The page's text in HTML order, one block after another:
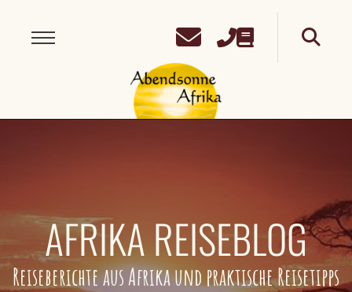
AFRIKA REISEBLOG
Reiseberichte aus Afrika und praktische Reisetipps